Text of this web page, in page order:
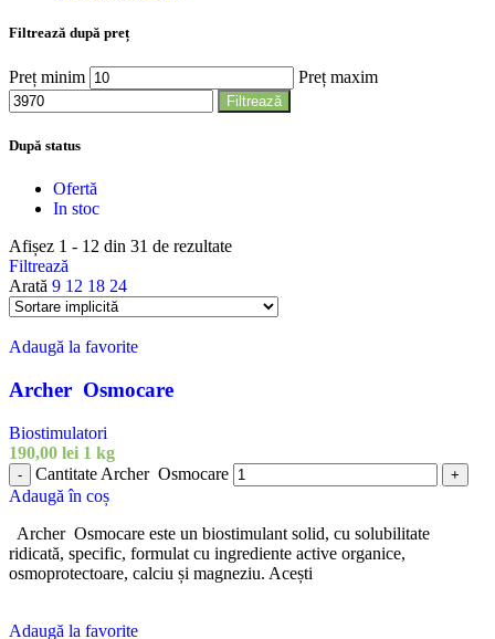
Filtrează după preț
Preț minim Preț maxim
Filtrează
După status
Ofertă
In stoc
Afișez 1 - 12 din 31 de rezultate
Filtrează
Arată 9 12 18 24
Adaugă la favorite
Archer Osmocare
Biostimulatori
190,00 lei 1 kg
- Cantitate Archer Osmocare +
Adaugă în coș
Archer Osmocare este un biostimulant solid, cu solubilitate
ridicată, specific, formulat cu ingrediente active organice,
osmoprotectoare, calciu și magneziu. Acești
Adaugă la favorite